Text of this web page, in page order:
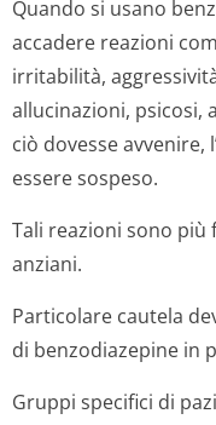
Quando si usano
accadere reazioni
irritabilità,
allucinazioni, psicosi,
ciò dovesse avvenire,
essere sospeso.
Tali reazioni sono più
anziani.
Particolare cautela
di benzodiazepine in
Gruppi specifici di